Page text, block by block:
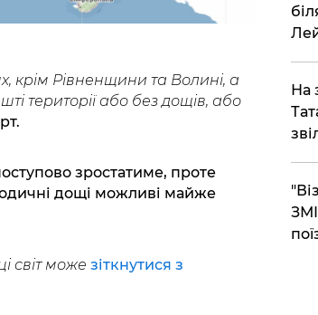
крім Рівненщини та Волині, а
території або без дощів, або
зростатиме, проте
дощі можливі майже
світ може зіткнутися з
​На